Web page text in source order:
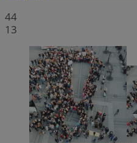
44
13